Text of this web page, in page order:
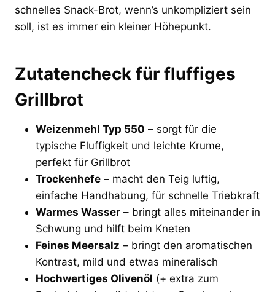
schnelles Snack-Brot, wenn’s unkompliziert sein
soll, ist es immer ein kleiner Höhepunkt.
Zutatencheck für fluffiges
Grillbrot
Weizenmehl Typ 550 – sorgt für die
typische Fluffigkeit und leichte Krume,
perfekt für Grillbrot
Trockenhefe – macht den Teig luftig,
einfache Handhabung, für schnelle Triebkraft
Warmes Wasser – bringt alles miteinander in
Schwung und hilft beim Kneten
Feines Meersalz – bringt den aromatischen
Kontrast, mild und etwas mineralisch
Hochwertiges Olivenöl (+ extra zum